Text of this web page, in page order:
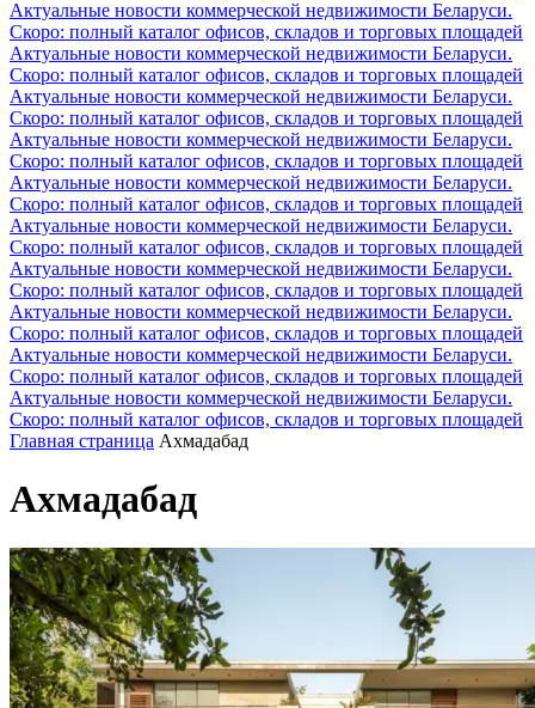
Актуальные новости коммерческой недвижимости Беларуси.
Скоро: полный каталог офисов, складов и торговых площадей
Актуальные новости коммерческой недвижимости Беларуси.
Скоро: полный каталог офисов, складов и торговых площадей
Актуальные новости коммерческой недвижимости Беларуси.
Скоро: полный каталог офисов, складов и торговых площадей
Актуальные новости коммерческой недвижимости Беларуси.
Скоро: полный каталог офисов, складов и торговых площадей
Актуальные новости коммерческой недвижимости Беларуси.
Скоро: полный каталог офисов, складов и торговых площадей
Актуальные новости коммерческой недвижимости Беларуси.
Скоро: полный каталог офисов, складов и торговых площадей
Актуальные новости коммерческой недвижимости Беларуси.
Скоро: полный каталог офисов, складов и торговых площадей
Актуальные новости коммерческой недвижимости Беларуси.
Скоро: полный каталог офисов, складов и торговых площадей
Актуальные новости коммерческой недвижимости Беларуси.
Скоро: полный каталог офисов, складов и торговых площадей
Актуальные новости коммерческой недвижимости Беларуси.
Скоро: полный каталог офисов, складов и торговых площадей
Главная страница Ахмадабад
Ахмадабад